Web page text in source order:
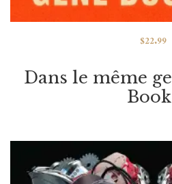
</span>Trade
$22.99
Dans le même